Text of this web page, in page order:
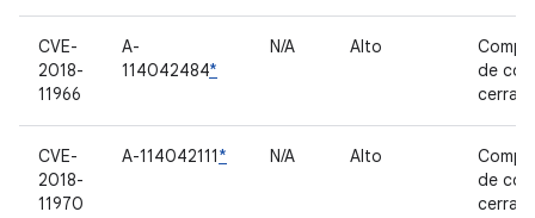
CVE-
2018-
11966
A-
114042484*
N/A Alto
de
CVE-
2018-
11970
A-114042111* N/A Alto
de